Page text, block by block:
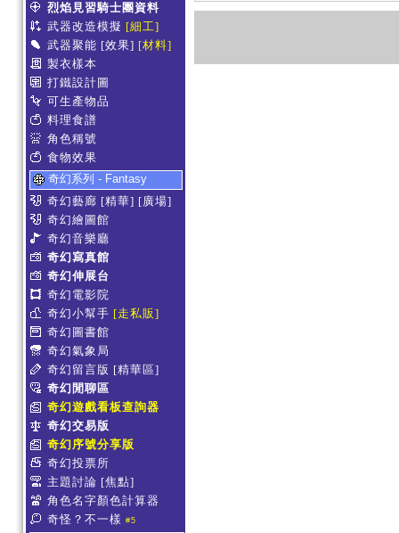
烈焰見習騎士團資料
武器改造模擬 [細工]
武器聚能 [效果] [材料]
製衣樣本
打鐵設計圖
可生產物品
料理食譜
角色稱號
食物效果
奇幻系列 - Fantasy
奇幻藝廊 [精華] [廣場]
奇幻繪圖館
奇幻音樂廳
奇幻寫真館
奇幻伸展台
奇幻電影院
奇幻小幫手 [走私販]
奇幻圖書館
奇幻氣象局
奇幻留言版 [精華區]
奇幻閒聊區
奇幻遊戲看板查詢器
奇幻交易版
奇幻序號分享版
奇幻投票所
主題討論 [焦點]
角色名字顏色計算器
奇怪？不一樣 #5